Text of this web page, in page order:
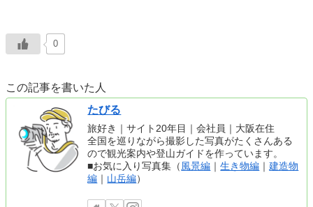
0
この記事を書いた人
たびる
旅好き｜サイト20年目｜会社員｜大阪在住
全国を巡りながら撮影した写真がたくさんある
ので観光案内や登山ガイドを作っています。
■お気に入り写真集（ 風景編 ｜生き物編 ｜建造物
編 ｜ 山岳編）